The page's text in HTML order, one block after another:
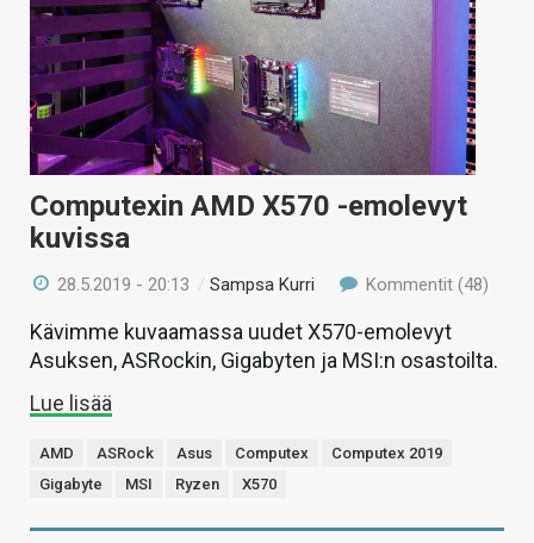
Computexin AMD X570 -emolevyt
kuvissa
28.5.2019 - 20:13 /Sampsa Kurri Kommentit (48)
Kävimme kuvaamassa uudet X570-emolevyt
Asuksen, ASRockin, Gigabyten ja MSI:n osastoilta.
Lue lisää
AMD ASRock Asus Computex
Computex 2019
Gigabyte
MSI Ryzen X570